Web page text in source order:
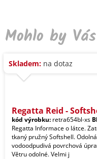
Mohlo by
Skladem: na dotaz
Regatta Reid -
kód výrobku: retra654bl-xs
Regatta Informace o látce.
tkaný pružný Softshell. Odolná
vodoodpudivá povrchová
Větru odolné. Velmi j